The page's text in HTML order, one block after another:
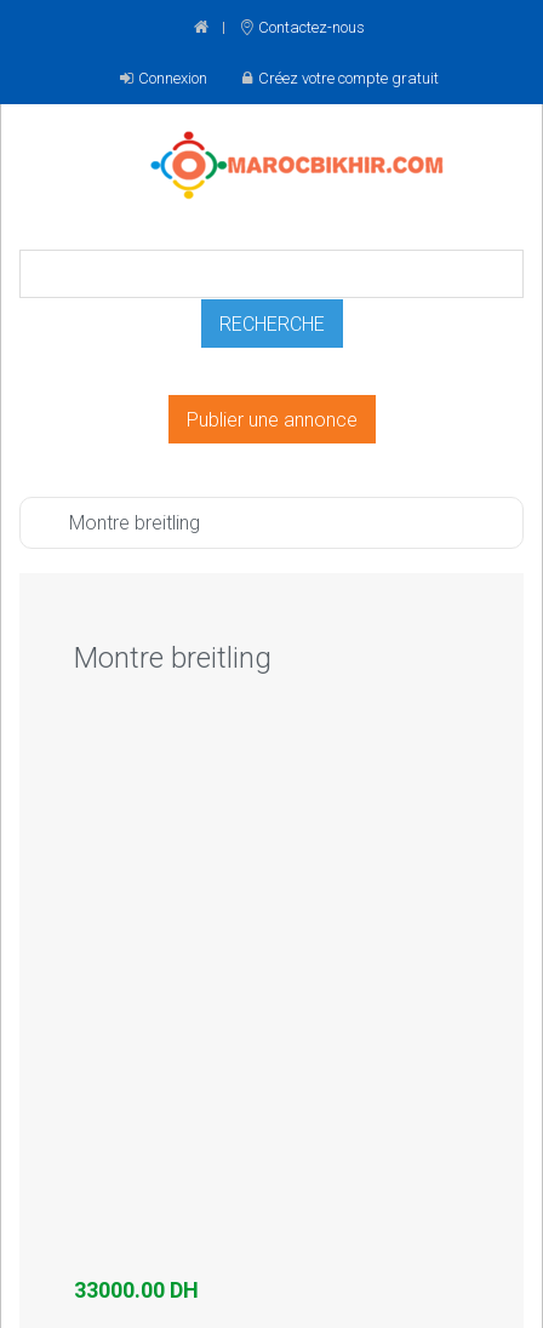
Contactez-nous
Connexion Créez votre compte gratuit
Publier une annonce
Montre breitling
Montre breitling
33000.00 DH